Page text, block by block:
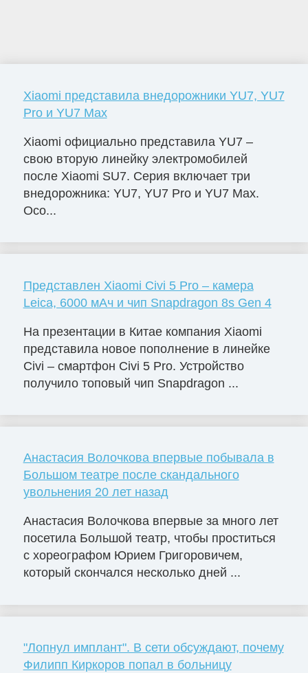
Xiaomi представила внедорожники YU7, YU7
Pro и YU7 Max
Xiaomi официально представила YU7 –
свою вторую линейку электромобилей
после Xiaomi SU7. Серия включает три
внедорожника: YU7, YU7 Pro и YU7 Max.
Осо...
Представлен Xiaomi Civi 5 Pro – камера
Leica, 6000 мАч и чип Snapdragon 8s Gen 4
На презентации в Китае компания Xiaomi
представила новое пополнение в линейке
Civi – смартфон Civi 5 Pro. Устройство
получило топовый чип Snapdragon ...
Анастасия Волочкова впервые побывала в
Большом театре после скандального
увольнения 20 лет назад
Анастасия Волочкова впервые за много лет
посетила Большой театр, чтобы проститься
с хореографом Юрием Григоровичем,
который скончался несколько дней ...
"Лопнул имплант". В сети обсуждают, почему
Филипп Киркоров попал в больницу